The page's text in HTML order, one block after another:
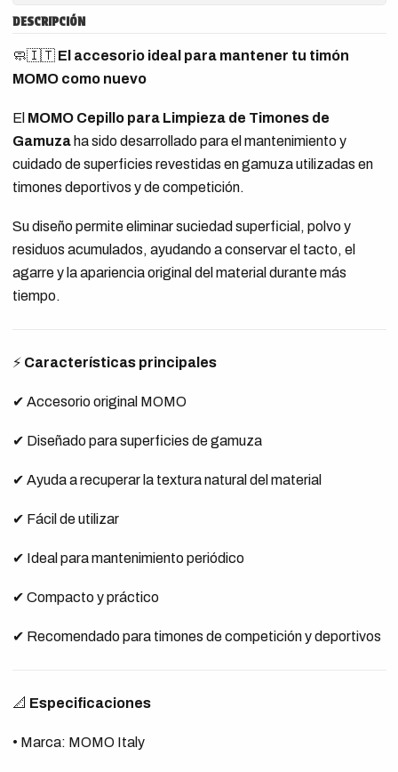
DESCRIPCIÓN
🧼🇮🇹 El accesorio ideal para mantener tu timón
MOMO como nuevo
El MOMO Cepillo para Limpieza de Timones de
Gamuzaha sido desarrollado para el mantenimiento y
cuidado de superficies revestidas en gamuza utilizadas en
timones deportivos y de competición.
Su diseño permite eliminar suciedad superficial, polvo y
residuos acumulados, ayudando a conservar el tacto, el
agarre y la apariencia original del material durante más
tiempo.
⚡ Características principales
✔ Accesorio original MOMO
✔ Diseñado para superficies de gamuza
✔ Ayuda a recuperar la textura natural del material
✔ Fácil de utilizar
✔ Ideal para mantenimiento periódico
✔ Compacto y práctico
✔ Recomendado para timones de competición y deportivos
📐 Especificaciones
• Marca: MOMO Italy